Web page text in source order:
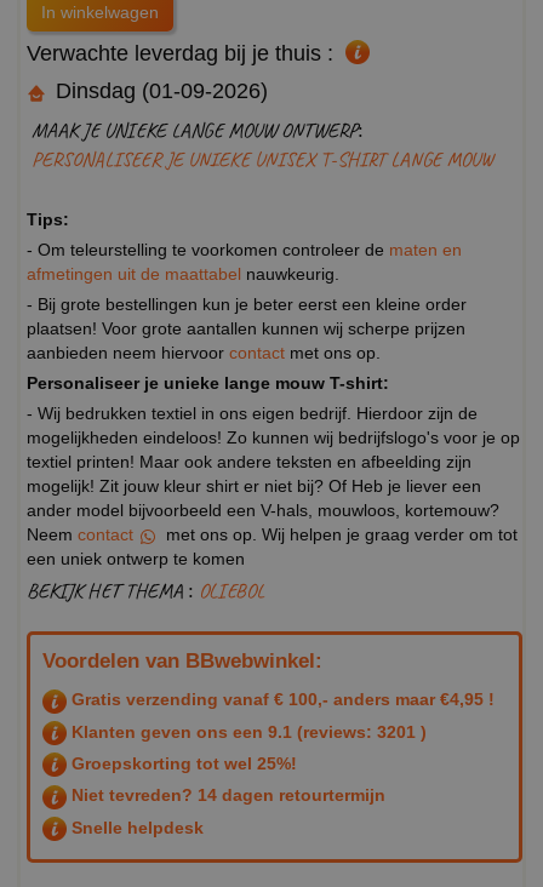
Verwachte leverdag bij je thuis :
Dinsdag (01-09-2026)
MAAK JE UNIEKE LANGE MOUW ONTWERP:
PERSONALISEER JE UNIEKE UNISEX T-SHIRT LANGE MOUW
Tips:
- Om teleurstelling te voorkomen controleer de maten en
afmetingen uit de maattabel nauwkeurig.
- Bij grote bestellingen kun je beter eerst een kleine order
plaatsen! Voor grote aantallen kunnen wij scherpe prijzen
aanbieden neem hiervoor contact met ons op.
Personaliseer je unieke lange mouw T-shirt:
- Wij bedrukken textiel in ons eigen bedrijf. Hierdoor zijn de
mogelijkheden eindeloos! Zo kunnen wij bedrijfslogo's voor je op
textiel printen! Maar ook andere teksten en afbeelding zijn
mogelijk! Zit jouw kleur shirt er niet bij? Of Heb je liever een
ander model bijvoorbeeld een V-hals, mouwloos, kortemouw?
Neem contact
met ons op. Wij helpen je graag verder om tot
een uniek ontwerp te komen
BEKIJK HET THEMA : OLIEBOL
Voordelen van BBwebwinkel:
Gratis verzending vanaf € 100,- anders maar €4,95 !
Klanten geven ons een 9.1 (reviews: 3201 )
Groepskorting tot wel 25%!
Niet tevreden? 14 dagen retourtermijn
Snelle helpdesk